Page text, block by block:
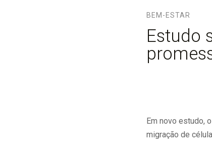
BEM-ESTAR
Estudo
Em novo estudo,
migração de